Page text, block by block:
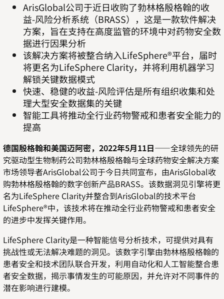
ArisGlobal公司于近日收购了勃林格殷格翰的收
益-风险分析系统（BRASS），这是一款软件解决
方案，旨在支持在高度监管的环境中对药物安全数
据进行因果分析
该解决方案将被整合纳入LifeSphere®平台，届时
将更名为LifeSphere Clarity，并将利用机器学习
解锁关键数据模式
快速、稳健的收益-风险评估是所有组织收集和处
理大型安全数据集的关键
智能工具将推动全行业药物警戒和患者安全能力的
提高
德国殷格翰和美国迈阿密，2022年5月11日——全球领先的研
究驱动型生物制药公司勃林格殷格翰与全球药物安全解决方案
市场领导者ArisGlobal公司于今日共同宣布，由ArisGlobal收
购勃林格殷格翰的数字创新产品BRASS。该数据洞见引擎将更
名为LifeSphere Clarity并整合到ArisGlobal的技术平台
LifeSphere®中，该技术将在推动全行业药物警戒和患者安全
的进步中发挥关键作用。
LifeSphere Clarity是一种智能信号分析技术，可提供对具有
挑战性或无法解决难题的洞见。该数字引擎由勃林格殷格翰的
患者安全和技术团队联合开发，利用自动化和人工智能整合患
者安全数据，揭示事情发生的可能原因，并允许对不同事件的
潜在影响进行建模。